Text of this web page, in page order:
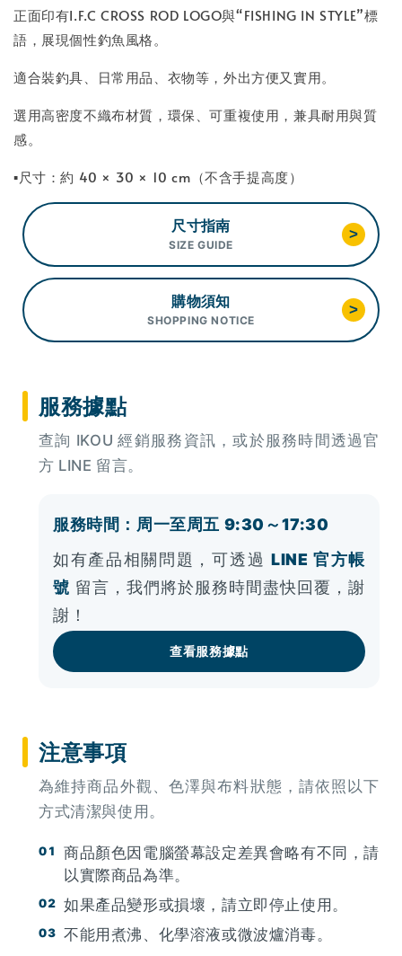
正面印有I.F.C CROSS ROD LOGO與“FISHING IN STYLE”標
語，展現個性釣魚風格。
適合裝釣具、日常用品、衣物等，外出方便又實用。
選用高密度不織布材質，環保、可重複使用，兼具耐用與質
感。
▪尺寸：約 40 × 30 × 10 cm（不含手提高度）
尺寸指南
SIZE GUIDE
>
購物須知
SHOPPING NOTICE
>
服務據點
查詢 IKOU 經銷服務資訊，或於服務時間透過官
方 LINE 留言。
服務時間：周一至周五 9:30～17:30
如有產品相關問題，可透過 LINE 官方帳
號 留言，我們將於服務時間盡快回覆，謝
謝！
查看服務據點
注意事項
為維持商品外觀、色澤與布料狀態，請依照以下
方式清潔與使用。
商品顏色因電腦螢幕設定差異會略有不同，請
以實際商品為準。
如果產品變形或損壞，請立即停止使用。
不能用煮沸、化學溶液或微波爐消毒。